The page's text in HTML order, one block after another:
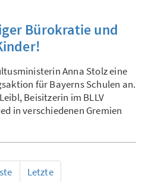
Bürokratie und
Anna Stolz eine
für Bayerns Schulen an.
Beisitzerin im BLLV
in verschiedenen Gremien
Letzte